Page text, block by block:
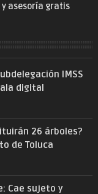
asesoría gratis
IMSS
digital
26 árboles?
de Toluca
Cae sujeto y